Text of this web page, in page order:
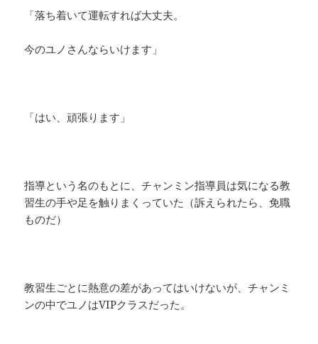
「落ち着いて運転すれば大丈夫。
今のユノさんならいけます」
「はい、頑張ります」
指導という名のもとに、チャンミン指導員は気になる教
習生の手や足を触りまくっていた（訴えられたら、免職
ものだ）
教習生ごとに熱意の差があってはいけないが、チャンミ
ンの中でユノはVIPクラスだった。